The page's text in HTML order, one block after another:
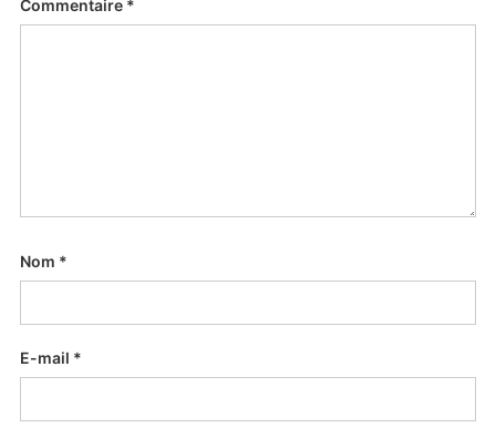
Commentaire *
Nom *
E-mail *